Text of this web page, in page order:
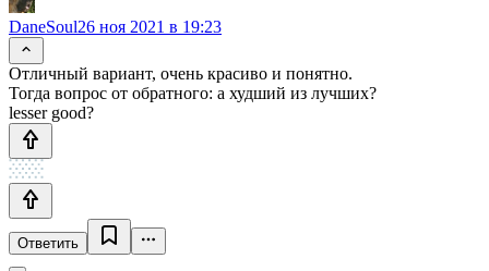
DaneSoul26 ноя 2021 в 19:23
Отличный вариант, очень красиво и понятно.
Тогда вопрос от обратного: а худший из лучших?
lesser good?
Ответить